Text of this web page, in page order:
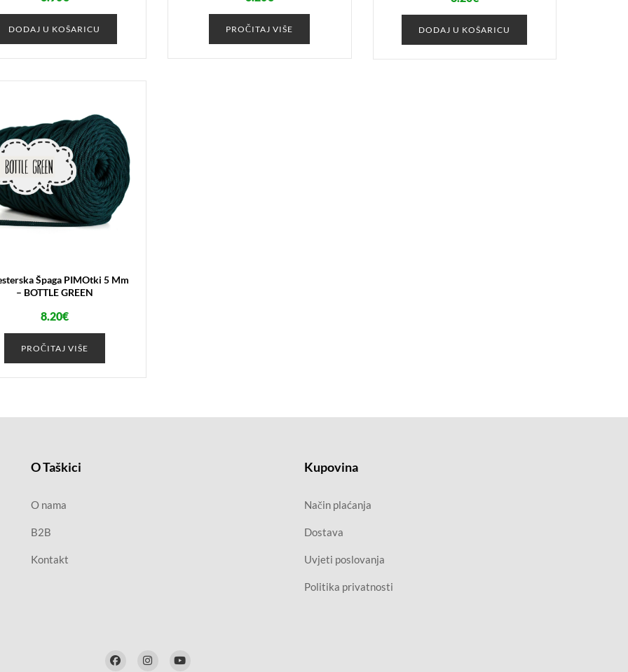
DODAJ U KOŠARICU PROČITAJ VIŠE DODAJ U KOŠARICU
Špaga PIMOtki 5 Mm
– BOTTLE GREEN
8.20€
PROČITAJ VIŠE
O Taškici
O nama
B2B
Kontakt
Kupovina
Način plaćanja
Dostava
Uvjeti poslovanja
Politika privatnosti